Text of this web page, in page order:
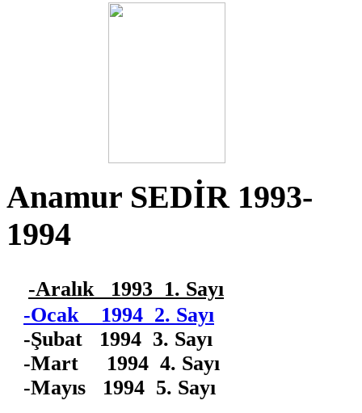
Anamur SEDİR 1993-
1994
-Aralık 1993 1. Sayı
-Ocak 1994 2. Sayı
-Şubat 1994 3. Sayı
-Mart 1994 4. Sayı
-Mayıs 1994 5. Sayı